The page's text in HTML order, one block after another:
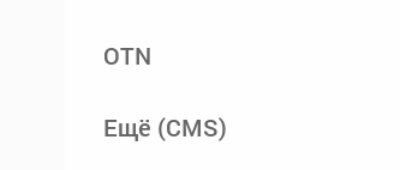
OTN
Ещё (CMS)